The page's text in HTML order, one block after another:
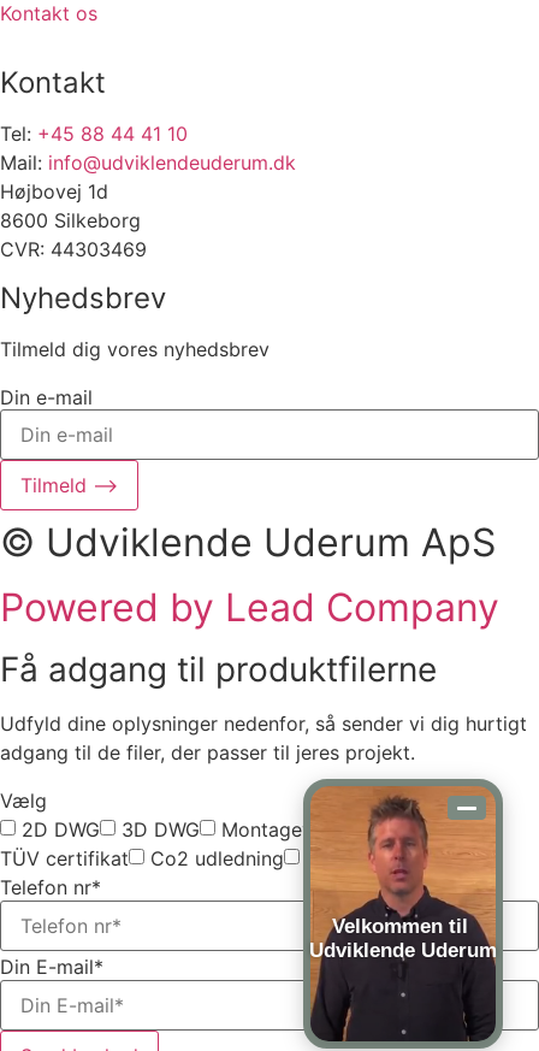
Kontakt os
Kontakt
Tel: +45 88 44 41 10
Mail: info@udviklendeuderum.dk
Højbovej 1d
8600 Silkeborg
CVR: 44303469
Nyhedsbrev
Tilmeld dig vores nyhedsbrev
Din e-mail
Tilmeld ⟶
© Udviklende Uderum ApS
Powered by Lead Company
Få adgang til produktfilerne
Udfyld dine oplysninger nedenfor, så sender vi dig hurtigt
adgang til de filer, der passer til jeres projekt.
Vælg
2D DWG
3D DWG
Montagevejledning
TÜV certifikat
Co2 udledning
Vælg alle
Telefon nr*
Din E-mail*
Velkommen til
Udviklende Uderum